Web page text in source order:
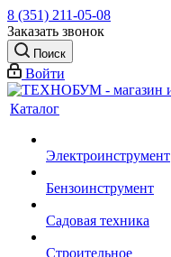
8 (351) 211-05-08
Заказать звонок
Поиск
Войти
Каталог
Электроинструмент
Бензоинструмент
Садовая техника
Строительное